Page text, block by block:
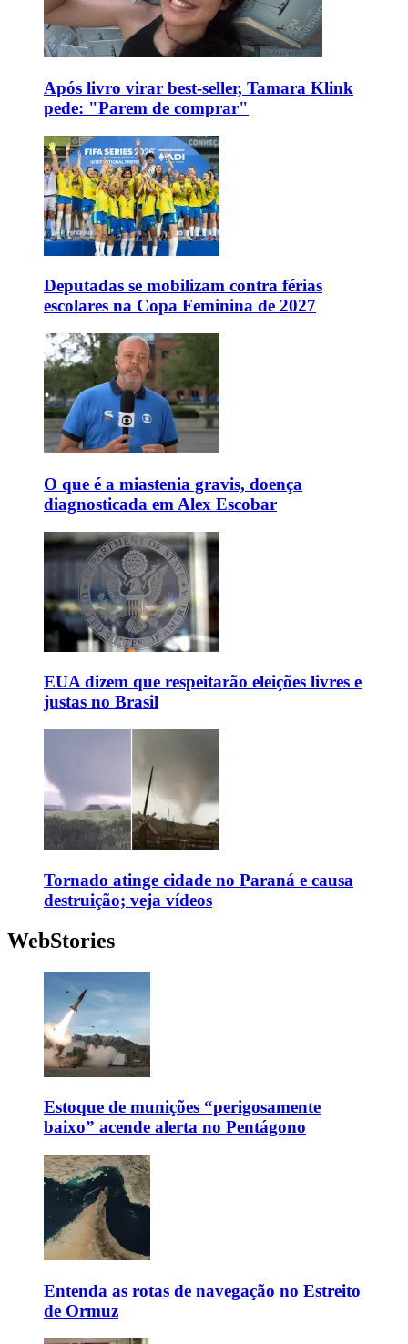
Após livro virar best-seller, Tamara Klink
pede: "Parem de comprar"
Deputadas se mobilizam contra férias
escolares na Copa Feminina de 2027
O que é a miastenia gravis, doença
diagnosticada em Alex Escobar
EUA dizem que respeitarão eleições livres e
justas no Brasil
Tornado atinge cidade no Paraná e causa
destruição; veja vídeos
WebStories
Estoque de munições “perigosamente
baixo” acende alerta no Pentágono
Entenda as rotas de navegação no Estreito
de Ormuz